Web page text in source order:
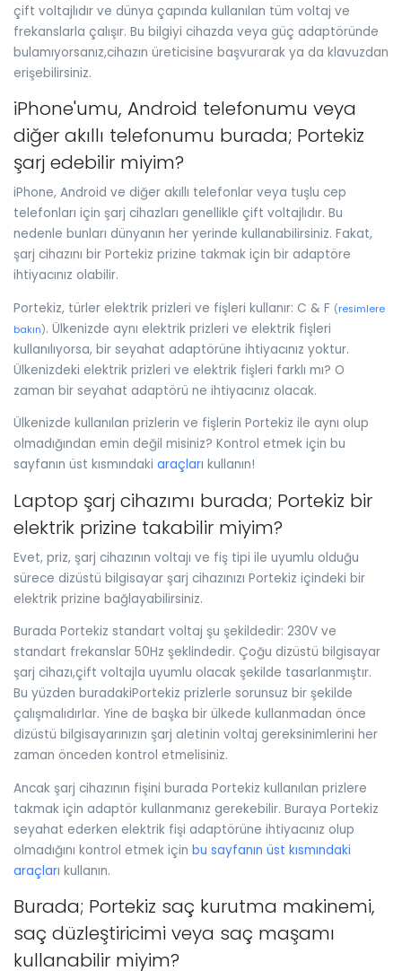
çift voltajlıdır ve dünya çapında kullanılan tüm voltaj ve
frekanslarla çalışır. Bu bilgiyi cihazda veya güç adaptöründe
bulamıyorsanız,cihazın üreticisine başvurarak ya da klavuzdan
erişebilirsiniz.
iPhone'umu, Android telefonumu veya
diğer akıllı telefonumu burada; Portekiz
şarj edebilir miyim?
iPhone, Android ve diğer akıllı telefonlar veya tuşlu cep
telefonları için şarj cihazları genellikle çift voltajlıdır. Bu
nedenle bunları dünyanın her yerinde kullanabilirsiniz. Fakat,
şarj cihazını bir Portekiz prizine takmak için bir adaptöre
ihtiyacınız olabilir.
Portekiz, türler elektrik prizleri ve fişleri kullanır: C & F (resimlere
bakın). Ülkenizde aynı elektrik prizleri ve elektrik fişleri
kullanılıyorsa, bir seyahat adaptörüne ihtiyacınız yoktur.
Ülkenizdeki elektrik prizleri ve elektrik fişleri farklı mı? O
zaman bir seyahat adaptörü ne ihtiyacınız olacak.
Ülkenizde kullanılan prizlerin ve fişlerin Portekiz ile aynı olup
olmadığından emin değil misiniz? Kontrol etmek için bu
sayfanın üst kısmındaki araçları kullanın!
Laptop şarj cihazımı burada; Portekiz bir
elektrik prizine takabilir miyim?
Evet, priz, şarj cihazının voltajı ve fiş tipi ile uyumlu olduğu
sürece dizüstü bilgisayar şarj cihazınızı Portekiz içindeki bir
elektrik prizine bağlayabilirsiniz.
Burada Portekiz standart voltaj şu şekildedir: 230V ve
standart frekanslar 50Hz şeklindedir. Çoğu dizüstü bilgisayar
şarj cihazı,çift voltajla uyumlu olacak şekilde tasarlanmıştır.
Bu yüzden buradakiPortekiz prizlerle sorunsuz bir şekilde
çalışmalıdırlar. Yine de başka bir ülkede kullanmadan önce
dizüstü bilgisayarınızın şarj aletinin voltaj gereksinimlerini her
zaman önceden kontrol etmelisiniz.
Ancak şarj cihazının fişini burada Portekiz kullanılan prizlere
takmak için adaptör kullanmanız gerekebilir. Buraya Portekiz
seyahat ederken elektrik fişi adaptörüne ihtiyacınız olup
olmadığını kontrol etmek için bu sayfanın üst kısmındaki
araçları kullanın.
Burada; Portekiz saç kurutma makinemi,
saç düzleştiricimi veya saç maşamı
kullanabilir miyim?